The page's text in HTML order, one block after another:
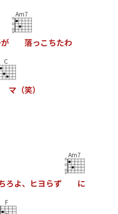
が
Am7
落っこ ちたわ
C
マ （笑）
ろよ、 ヒヨらず
Am7
に
F